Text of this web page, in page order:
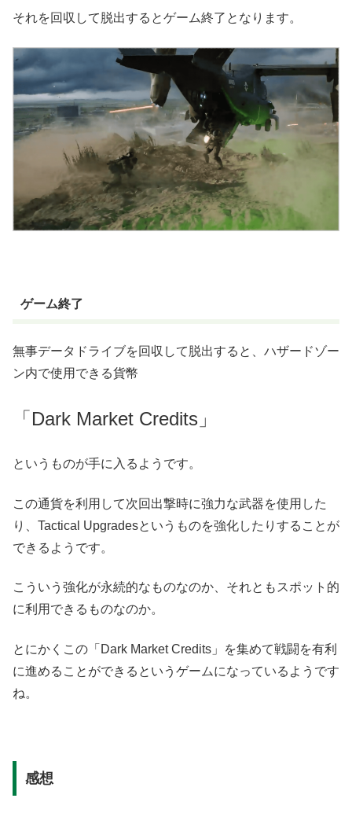
それを回収して脱出するとゲーム終了となります。
ゲーム終了
無事データドライブを回収して脱出すると、ハザードゾー
ン内で使用できる貨幣
「Dark Market Credits」
というものが手に入るようです。
この通貨を利用して次回出撃時に強力な武器を使用した
り、Tactical Upgradesというものを強化したりすることが
できるようです。
こういう強化が永続的なものなのか、それともスポット的
に利用できるものなのか。
とにかくこの「Dark Market Credits」を集めて戦闘を有利
に進めることができるというゲームになっているようです
ね。
感想